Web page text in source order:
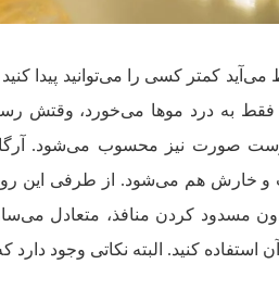
کمتر کسی را می‌توانید پیدا کنید
به درد موها می‌خورد، وقتش
صورت نیز محسوب می‌شود. آرگان
و خارش هم می‌شود. از طرفی این
مسدود کردن منافذ، متعادل
استفاده کنید. البته نکاتی وجود دارد